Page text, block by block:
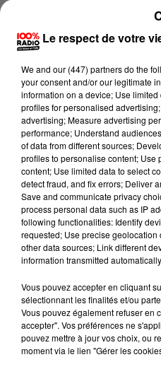
Lecture (1 min 9
100%
100% Radio l'agenda du
9 février 2025 - 1 min 9 sec
L'AGENDA DU PAYS
À 07H41
Le respect de votre
We and our (447) partnersdo the
your consent and/or our legitimate
information on a device; Use
profiles for personalised
advertising; Measure advertising
performance; Understand
of data from different sources;
profiles to personalise content; Use
content; Use limited data to select
detect fraud, and fix errors; Deliver
Save and communicate privacy
process personal data such as IP
following functionalities: Identify
requested; Use precise
other data sources; Link different
information transmitted
Vous pouvez accepter en cliquant
sélectionnant les finalités et/ou
Vous pouvez également refuser en
accepter". Vos préférences ne
pouvez mettre à jour vos choix, ou
moment via le lien "Gérer les